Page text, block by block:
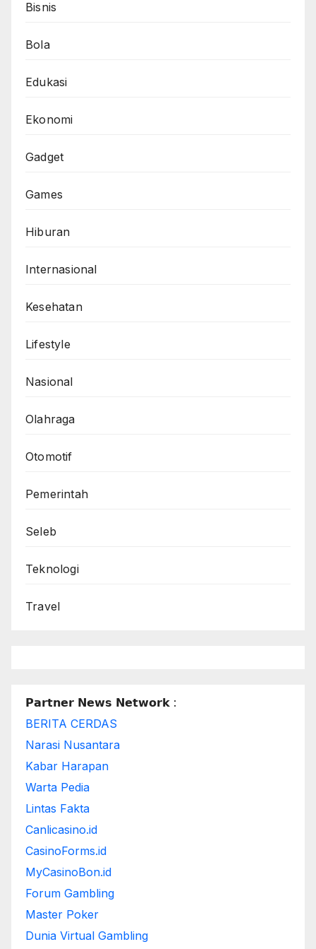
Bisnis
Bola
Edukasi
Ekonomi
Gadget
Games
Hiburan
Internasional
Kesehatan
Lifestyle
Nasional
Olahraga
Otomotif
Pemerintah
Seleb
Teknologi
Travel
𝗣𝗮𝗿𝘁𝗻𝗲𝗿 𝗡𝗲𝘄𝘀 𝗡𝗲𝘁𝘄𝗼𝗿𝗸 :
BERITA CERDAS
Narasi Nusantara
Kabar Harapan
Warta Pedia
Lintas Fakta
Canlicasino.id
CasinoForms.id
MyCasinoBon.id
Forum Gambling
Master Poker
Dunia Virtual Gambling